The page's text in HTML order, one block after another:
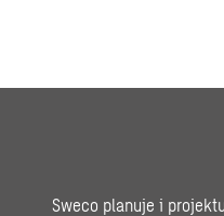
Sweco planuje i